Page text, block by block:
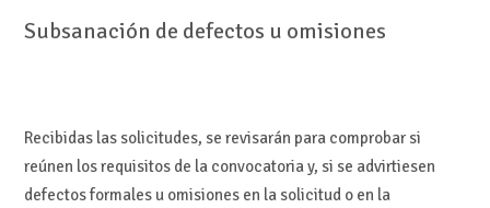
Subsanación de defectos u omisiones
Recibidas las solicitudes, se revisarán para comprobar si
reúnen los requisitos de la convocatoria y, si se advirtiesen
defectos formales u omisiones en la solicitud o en la